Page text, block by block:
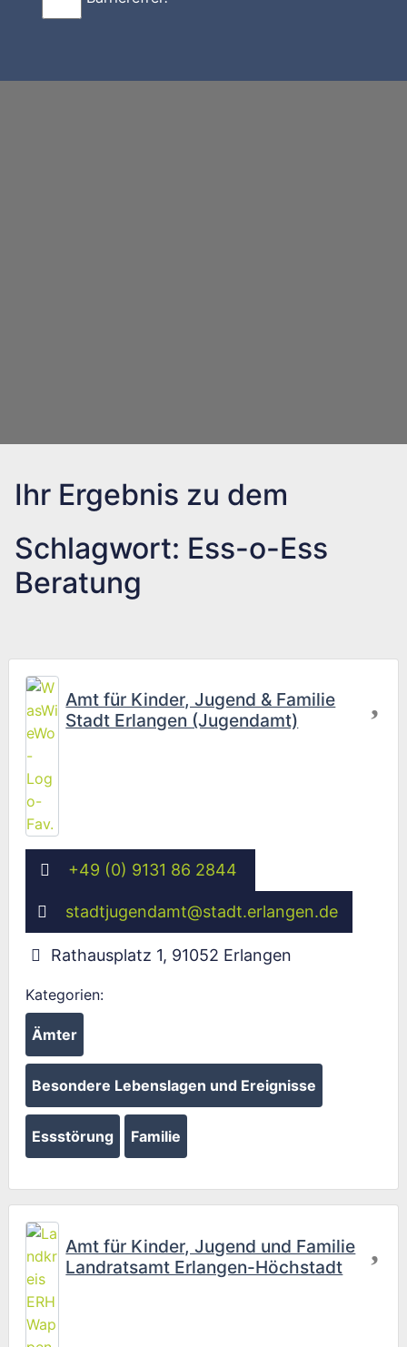
Ihr Ergebnis zu dem
Schlagwort: Ess-o-Ess
Beratung
Amt für Kinder, Jugend & Familie
Stadt Erlangen (Jugendamt)
+49 (0) 9131 86 2844
stadtjugendamt@stadt.erlangen.de
Rathausplatz 1, 91052 Erlangen
Kategorien:
Ämter
Besondere Lebenslagen und Ereignisse
Essstörung Familie
Amt für Kinder, Jugend und Familie
Landratsamt Erlangen-Höchstadt